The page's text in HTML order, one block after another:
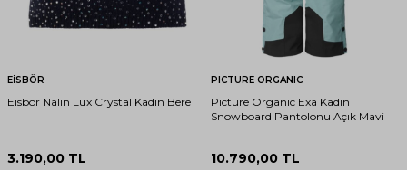
EİSBÖR
Eisbör Nalin Lux Crystal Kadın Bere
3.190,00 TL
PICTURE ORGANIC
Picture Organic Exa Kadın
Snowboard Pantolonu Açık Mavi
10.790,00 TL